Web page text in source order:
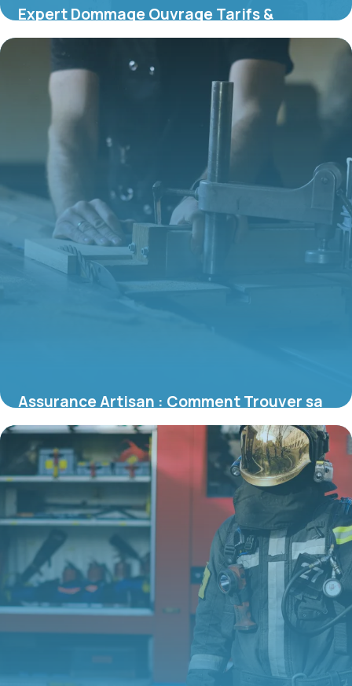
Expert Dommage Ouvrage Tarifs &
Services 2026
9 juin 2026
Assurance Artisan : Comment Trouver sa
Compagnie
7 juin 2026